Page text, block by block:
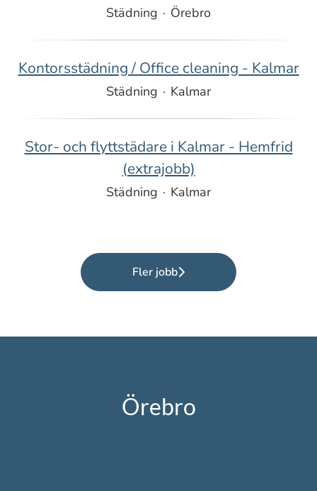
Städning · Örebro
Kontorsstädning / Office cleaning - Kalmar
Städning · Kalmar
Stor- och flyttstädare i Kalmar - Hemfrid
(extrajobb)
Städning · Kalmar
Fler jobb
Örebro